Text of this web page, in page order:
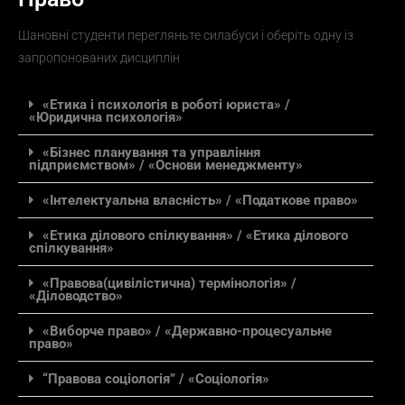
Шановні студенти перегляньте силабуси і оберіть одну із
запропонованих дисциплін
«Етика і психологія в роботі юриста» /
«Юридична психологія»
«Бізнес планування та управління
підприємством» / «Основи менеджменту»
«Інтелектуальна власність» / «Податкове право»
«Етика ділового спілкування» / «Етика ділового
спілкування»
«Правова(цивілістична) термінологія» /
«Діловодство»
«Виборче право» / «Державно-процесуальне
право»
“Правова соціологія” / «Соціологія»